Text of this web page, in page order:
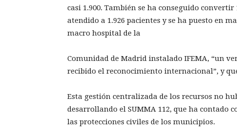
casi 1.900. También se ha conseguido
atendido a 1.926 pacientes y se ha puesto en
macro hospital de la
Comunidad de Madrid instalado IFEMA, “un
recibido el reconocimiento internacional”, y
Esta gestión centralizada de los recursos no
desarrollando el SUMMA 112, que ha contado
las protecciones civiles de los municipios.